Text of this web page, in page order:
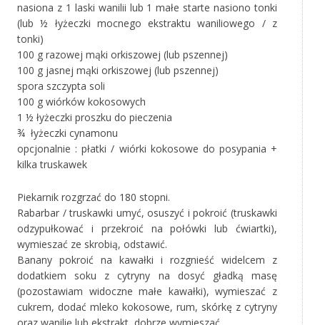
nasiona z 1 laski wanilii lub 1 małe starte nasiono tonki
(lub ½ łyżeczki mocnego ekstraktu waniliowego / z
tonki)
100 g razowej mąki orkiszowej (lub pszennej)
100 g jasnej mąki orkiszowej (lub pszennej)
spora szczypta soli
100 g wiórków kokosowych
1 ½ łyżeczki proszku do pieczenia
¾ łyżeczki cynamonu
opcjonalnie : płatki / wiórki kokosowe do posypania +
kilka truskawek
Piekarnik rozgrzać do 180 stopni.
Rabarbar / truskawki umyć, osuszyć i pokroić (truskawki
odzypułkować i przekroić na połówki lub ćwiartki),
wymieszać ze skrobią, odstawić.
Banany pokroić na kawałki i rozgnieść widelcem z
dodatkiem soku z cytryny na dosyć gładką masę
(pozostawiam widoczne małe kawałki), wymieszać z
cukrem, dodać mleko kokosowe, rum, skórkę z cytryny